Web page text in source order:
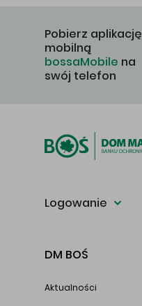
Pobierz aplikację
mobilną
bossaMobile na
swój telefon
Logowanie
DM BOŚ
Aktualności